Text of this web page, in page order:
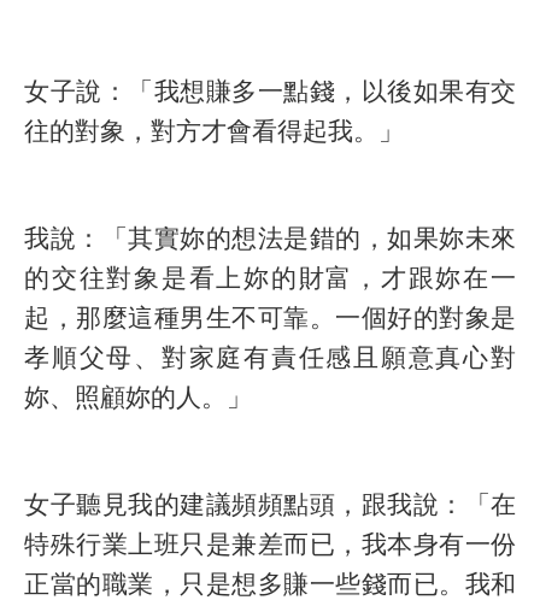
女子說：「我想賺多一點錢，以後如果有交
往的對象，對方才會看得起我。」
我說：「其實妳的想法是錯的，如果妳未來
的交往對象是看上妳的財富，才跟妳在一
起，那麼這種男生不可靠。一個好的對象是
孝順父母、對家庭有責任感且願意真心對
妳、照顧妳的人。」
女子聽見我的建議頻頻點頭，跟我說：「在
特殊行業上班只是兼差而已，我本身有一份
正當的職業，只是想多賺一些錢而已。我和